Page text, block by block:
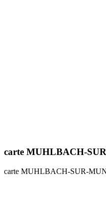
carte MUHLBACH-
carte MUHLBACH-SUR-